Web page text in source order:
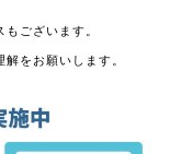
ございます。
をお願いします。